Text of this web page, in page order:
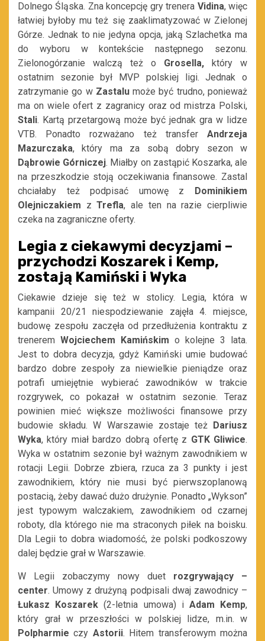
Dolnego Śląska. Zna koncepcję gry trenera Vidina, więc
łatwiej byłoby mu też się zaaklimatyzować w Zielonej
Górze. Jednak to nie jedyna opcja, jaką Szlachetka ma
do wyboru w kontekście następnego sezonu.
Zielonogórzanie walczą też o Grosella, który w
ostatnim sezonie był MVP polskiej ligi. Jednak o
zatrzymanie go w Zastalumoże być trudno, ponieważ
ma on wiele ofert z zagranicy oraz od mistrza Polski,
Stali. Kartą przetargową może być jednak gra w lidze
VTB. Ponadto rozważano też transfer Andrzeja
Mazurczaka, który ma za sobą dobry sezon w
Dąbrowie Górniczej. Miałby on zastąpić Koszarka, ale
na przeszkodzie stoją oczekiwania finansowe. Zastal
chciałaby też podpisać umowę z
Dominikiem
Olejniczakiem zTrefla, ale ten na razie cierpliwie
czeka na zagraniczne oferty.
Legia z ciekawymi decyzjami –
przychodzi Koszarek i Kemp,
zostają Kamiński i Wyka
Ciekawie dzieje się też w stolicy. Legia, która w
kampanii 20/21 niespodziewanie zajęła 4. miejsce,
budowę zespołu zaczęła od przedłużenia kontraktu z
trenerem Wojciechem Kamińskim o kolejne 3 lata.
Jest to dobra decyzja, gdyż Kamiński umie budować
bardzo dobre zespoły za niewielkie pieniądze oraz
potrafi umiejętnie wybierać zawodników w trakcie
rozgrywek, co pokazał w ostatnim sezonie. Teraz
powinien mieć większe możliwości finansowe przy
budowie składu. W Warszawie zostaje też
Dariusz
Wyka, który miał bardzo dobrą ofertę z GTK Gliwice.
Wyka w ostatnim sezonie był ważnym zawodnikiem w
rotacji Legii. Dobrze zbiera, rzuca za 3 punkty i jest
zawodnikiem, który nie musi być pierwszoplanową
postacią, żeby dawać dużo drużynie. Ponadto „Wykson”
jest typowym walczakiem, zawodnikiem od czarnej
roboty, dla którego nie ma straconych piłek na boisku.
Dla Legii to dobra wiadomość, że polski podkoszowy
dalej będzie grał w Warszawie.
W Legii zobaczymy nowy duet rozgrywający –
center. Umowy z drużyną podpisali dwaj zawodnicy –
Łukasz Koszarek (2-letnia umowa) i Adam Kemp,
który grał w przeszłości w polskiej lidze, m.in. w
Polpharmie czy Astorii. Hitem transferowym można